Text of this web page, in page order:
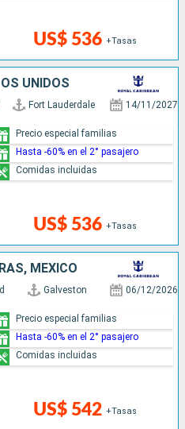
US$ 536 +Tasas
UNIDOS
Fort Lauderdale 14/11/2027
US$ 536 +Tasas
Precio especial familias
Hasta -60% en el 2° pasajero
Comidas incluidas
MÉXICO
Galveston 06/12/2026
US$ 542 +Tasas
Precio especial familias
Hasta -60% en el 2° pasajero
Comidas incluidas